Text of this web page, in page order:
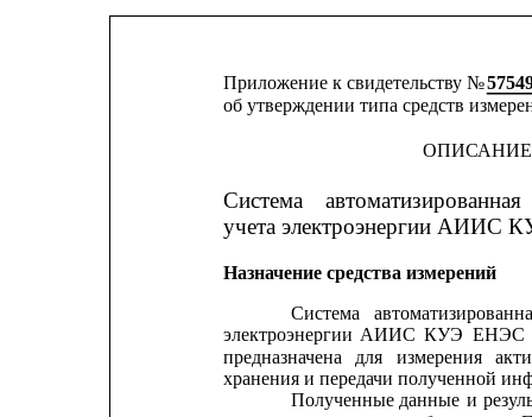
Приложение к свидетельству №
об утверждении типа средств
ОПИСАНИЕ
Система
автоматизированная
учета электроэнергии
Назначение средства измерений
Система
электроэнергии АИИС КУЭ ЕНЭС
предназначена
для измерения
хранения и передачи полученной
Полученные данные и